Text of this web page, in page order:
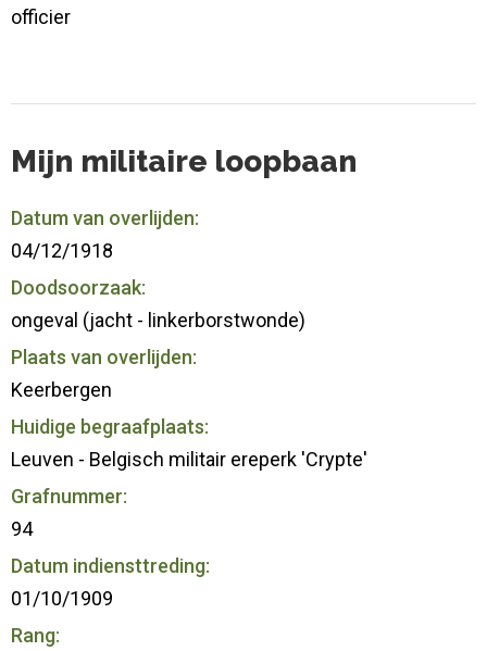
officier
Mijn militaire loopbaan
Datum van overlijden:
04/12/1918
Doodsoorzaak:
ongeval (jacht - linkerborstwonde)
Plaats van overlijden:
Keerbergen
Huidige begraafplaats:
Leuven - Belgisch militair ereperk 'Crypte'
Grafnummer:
94
Datum indiensttreding:
01/10/1909
Rang: